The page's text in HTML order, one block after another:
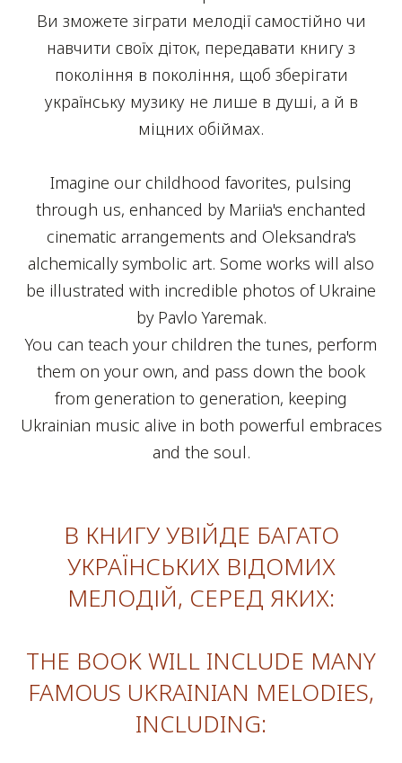
Ви зможете зіграти мелодії самостійно чи
навчити своїх діток, передавати книгу з
покоління в покоління, щоб зберігати
українську музику не лише в душі, а й в
міцних обіймах.
Imagine our childhood favorites, pulsing
through us, enhanced by Mariia's enchanted
cinematic arrangements and Oleksandra's
alchemically symbolic art. Some works will also
be illustrated with incredible photos of Ukraine
by Pavlo Yaremak.
You can teach your children the tunes, perform
them on your own, and pass down the book
from generation to generation, keeping
Ukrainian music alive in both powerful embraces
and the soul.
В КНИГУ УВІЙДЕ БАГАТО
УКРАЇНСЬКИХ ВІДОМИХ
МЕЛОДІЙ, СЕРЕД ЯКИХ:
THE BOOK WILL INCLUDE MANY
FAMOUS UKRAINIAN MELODIES,
INCLUDING: